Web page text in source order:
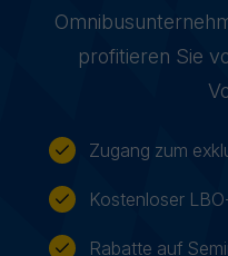
profitieren Sie
Zugang zum
Kostenloser
Rabatte auf